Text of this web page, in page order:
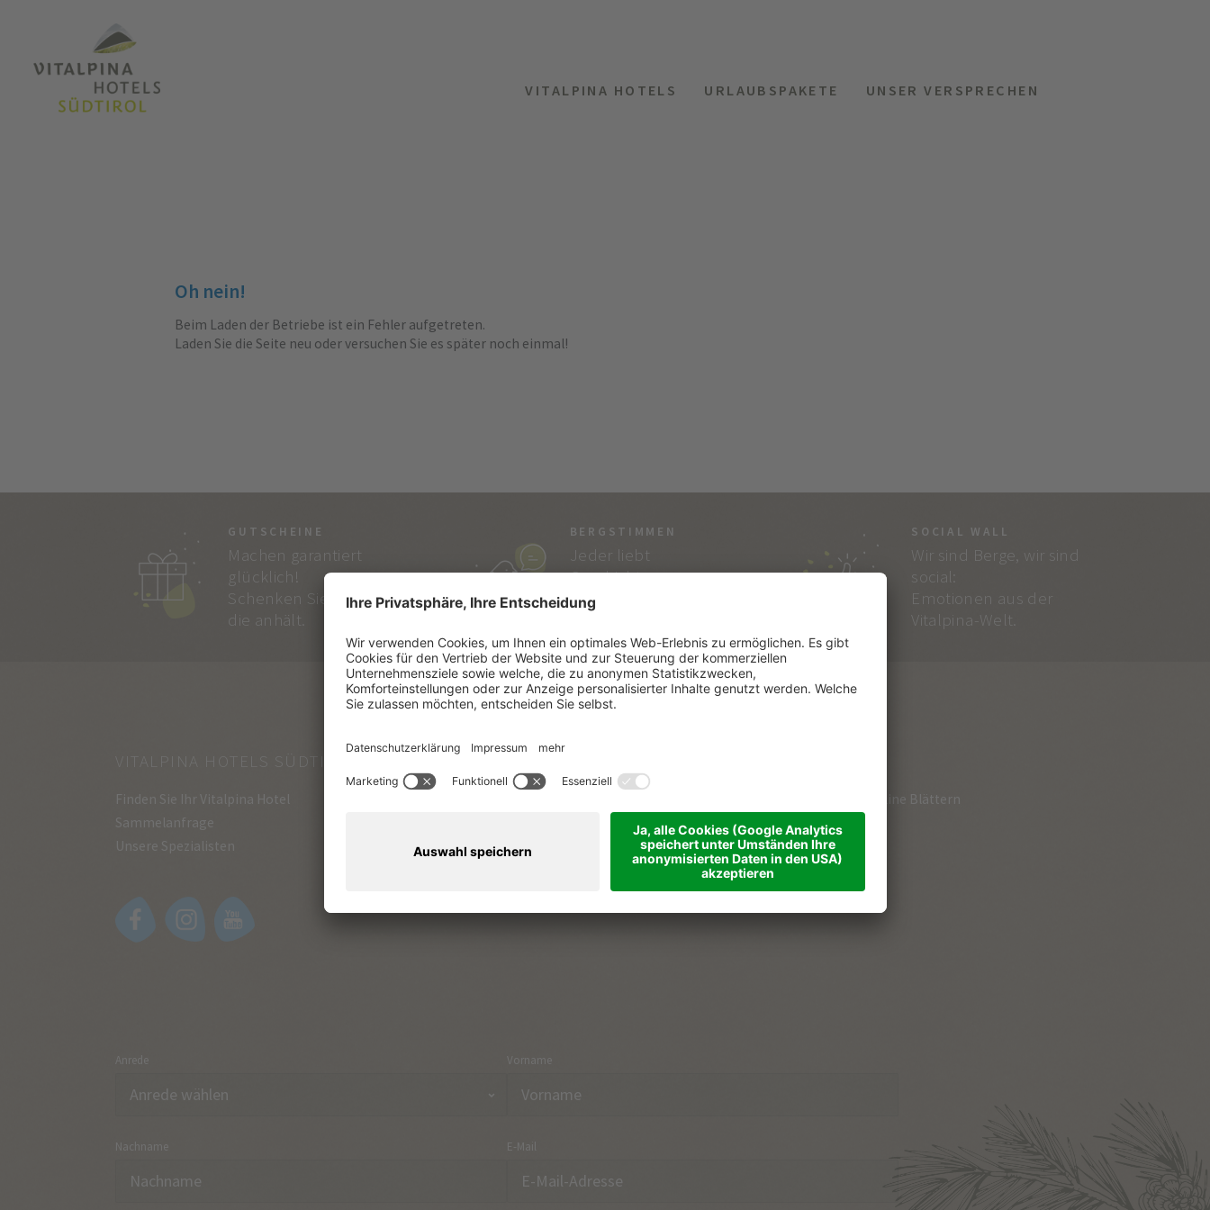
VITALPINA HOTELS URLAUBSPAKETE UNSER VERSPRECHEN
Oh nein!
Beim Laden der Betriebe ist ein Fehler aufgetreten.
Laden Sie die Seite neu oder versuchen Sie es später noch einmal!
GUTSCHEINE
Machen garantiert
glücklich!
Schenken Sie Freude,
die anhält.
BERGSTIMMEN
Jeder liebt
Geschichten…
und die von Vitalpina
SOCIAL WALL
Wir sind Berge, wir sind
social:
Emotionen aus der
Vitalpina-Welt.
VITALPINA HOTELS SÜDTIROL
Finden Sie Ihr Vitalpina Hotel
Sammelanfrage
Unsere Spezialisten
SÜDTIROL
Urlaubsthemen
Kataloge zum Online Blättern
Partner
Anreise
Kontakt
Anrede Vorname
Nachname E-Mail